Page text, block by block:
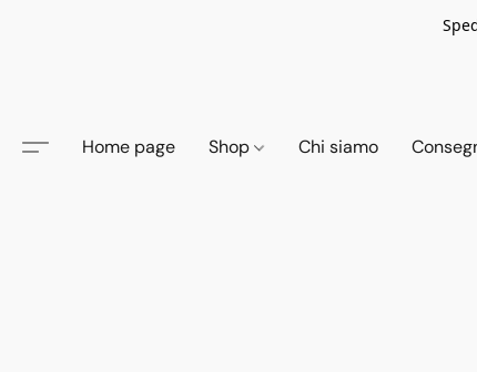
Home page Shop Chi siamo